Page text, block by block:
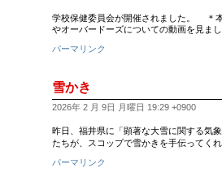
学校保健委員会が開催されました。 ＊
やオーバードーズについての動画を見ま
パーマリンク
雪かき
2026年 2 月 9日 月曜日 19:29 +0900
昨日、福井県に「顕著な大雪に関する気
たちが、スコップで雪かきを手伝ってく
パーマリンク